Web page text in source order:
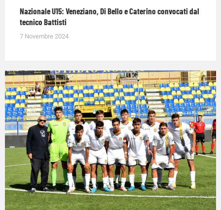
Nazionale U15: Veneziano, Di Bello e Caterino convocati dal
tecnico Battisti
7 Novembre 2024